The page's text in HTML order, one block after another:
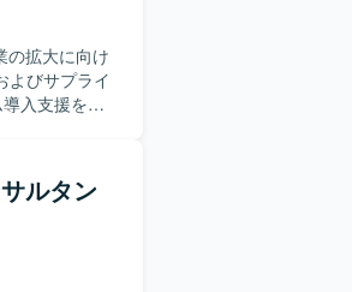
の拡大に向け
入支援を行
を推進いた
を整理し解
接貢献でき
ルタン